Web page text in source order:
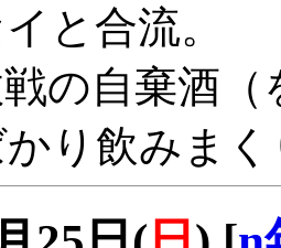
と合流。
の自棄酒（
かり飲みま